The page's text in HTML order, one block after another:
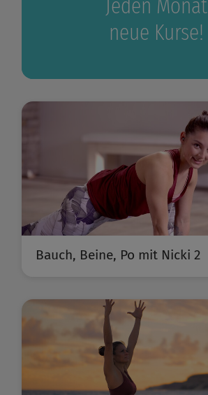
Jeden Monat
neue Kurse!
Bauch, Beine, Po mit Nicki 2